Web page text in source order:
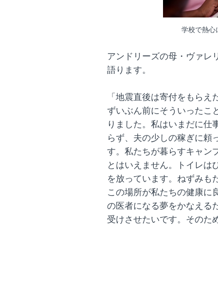
学校で熱心
アンドリーズの母・ヴァレ
語ります。
「地震直後は寄付をもらえ
ずいぶん前にそういったこ
りました。私はいまだに仕
らず、夫の少しの稼ぎに頼
す。私たちが暮らすキャン
とはいえません。トイレは
を放っています。ねずみも
この場所が私たちの健康に
の医者になる夢をかなえる
受けさせたいです。そのた